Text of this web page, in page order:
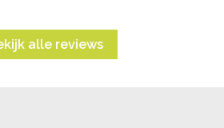
alle reviews